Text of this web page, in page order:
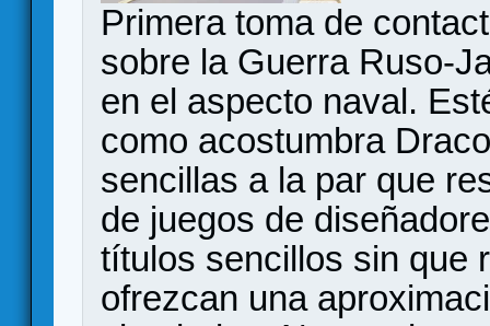
Primera toma de
sobre la Guerra Ruso-
en el aspecto naval.
como acostumbra
sencillas a la par que
de juegos de
títulos sencillos sin que
ofrezcan una